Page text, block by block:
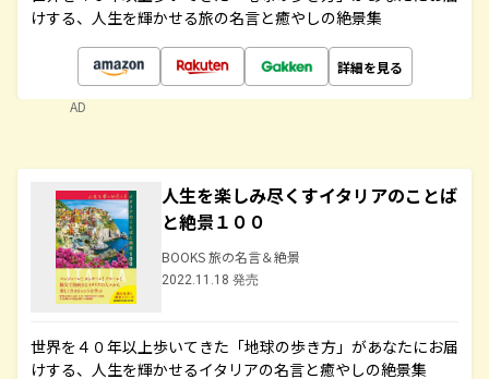
けする、人生を輝かせる旅の名言と癒やしの絶景集
詳細を見る
AD
人生を楽しみ尽くすイタリアのことば
と絶景１００
BOOKS 旅の名言＆絶景
2022.11.18 発売
世界を４０年以上歩いてきた「地球の歩き方」があなたにお届
けする、人生を輝かせるイタリアの名言と癒やしの絶景集